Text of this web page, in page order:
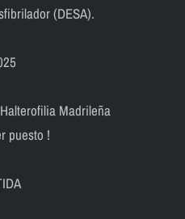
(DESA).
Madrileña
puesto !